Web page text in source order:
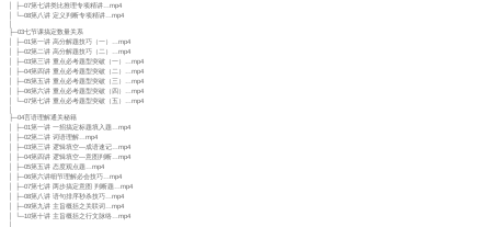
│ ├─07第七讲类比推理专项精讲…mp4
│ └─08第八讲 定义判断专项精讲…mp4
├─03七节课搞定数量关系
│ ├─01第一讲 高分解题技巧（一）…mp4
│ ├─02第二讲 高分解题技巧（二）…mp4
│ ├─03第三讲 重点必考题型突破（一）…mp4
│ ├─04第四讲 重点必考题型突破（二）…mp4
│ ├─05第五讲 重点必考题型突破（三）…mp4
│ ├─06第六讲 重点必考题型突破（四）…mp4
│ └─07第七讲 重点必考题型突破（五）…mp4
├─04言语理解通关秘籍
│ ├─01第一讲 一招搞定标题填入题…mp4
│ ├─02第二讲 词语理解…mp4
│ ├─03第三讲 逻辑填空—成语速记…mp4
│ ├─04第四讲 逻辑填空—意图判断…mp4
│ ├─05第五讲 态度观点题…mp4
│ ├─06第六讲细节理解必会技巧…mp4
│ ├─07第七讲 两步搞定意图 判断题…mp4
│ ├─08第八讲 语句排序秒杀技巧…mp4
│ ├─09第九讲 主旨概括之关联词…mp4
│ └─10第十讲 主旨概括之行文脉络…mp4